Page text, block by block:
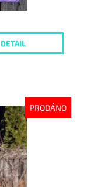
DETAIL
PRODÁNO